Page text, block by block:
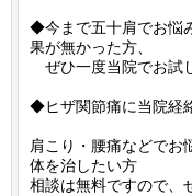
◆今まで五十肩でお悩
果が無かった方、
ぜひ一度当院でお試
◆ヒザ関節痛に当院経
肩こり・腰痛などでお
体を治したい方
相談は無料ですので、